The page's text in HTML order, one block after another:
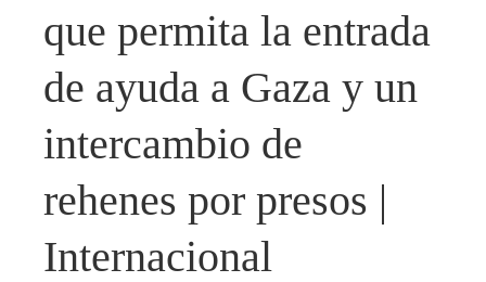
que permita la entrada
de ayuda a Gaza y un
intercambio de
rehenes por presos |
Internacional